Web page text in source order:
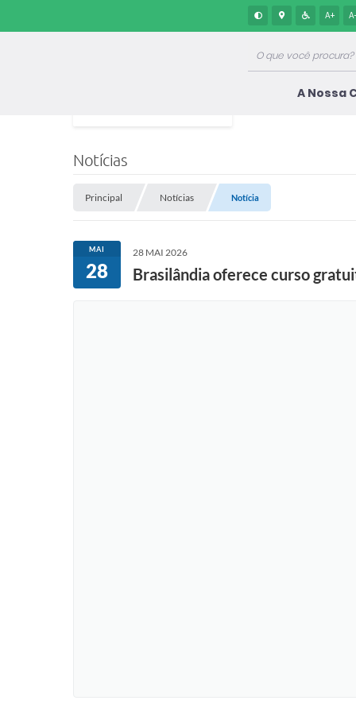
A+
A Nossa
Notícias
Principal Notícias Notícia
MAI
28
28 MAI 2026
Brasilândia oferece curso